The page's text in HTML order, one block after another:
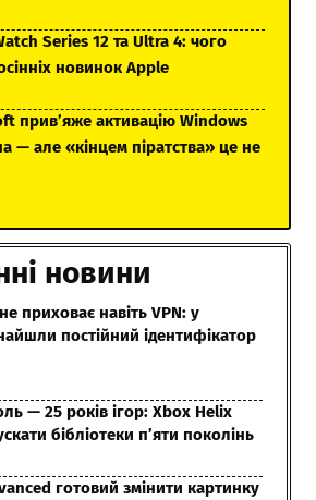
Series 12 та Ultra 4: чого
новинок Apple
прив’яже активацію Windows
— але «кінцем піратства» це не
новини
приховає навіть VPN: у
постійний ідентифікатор
— 25 років ігор: Xbox Helix
бібліотеки п’яти поколінь
готовий змінити картинку